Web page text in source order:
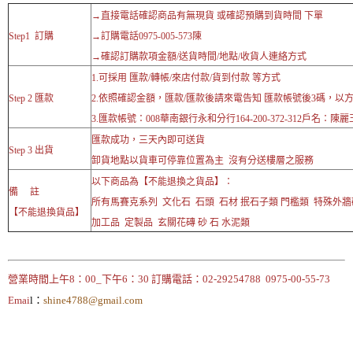
Step1 訂購
→直接電話確認商品有無現貨 或確認預購到貨時間 下單
→訂購電話0975-005-573陳
→確認訂購款項金額/送貨時間/地點/收貨人連絡方式
Step 2 匯款
1.可採用 匯款/轉帳/來店付款/貨到付款 等方式
2.依照確認金額，匯款/匯款後請來電告知 匯款帳號後3碼，以
3.匯款帳號：008華南銀行永和分行164-200-372-312戶名：陳麗
Step 3 出貨
匯款成功，三天內即可送貨
卸貨地點以貨車可停靠位置為主 沒有分送樓層之服務
備 註
【不能退換貨品】
以下商品為【不能退換之貨品】：
所有馬賽克系列 文化石 石頭 石材 抿石子類 門檻類 特殊外
加工品 定製品 玄關花磚 砂 石 水泥類
營業時間上午8：00_下午6：30 訂購電話：02-29254788 0975-00-55-73
Email： shine4788@gmail.com